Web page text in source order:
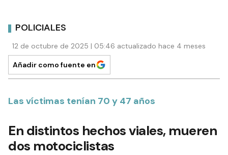
POLICIALES
12 de octubre de 2025 | 05:46 actualizado hace 4 meses
Añadir como fuente en
Las víctimas tenían 70 y 47 años
En distintos hechos viales, mueren
dos motociclistas